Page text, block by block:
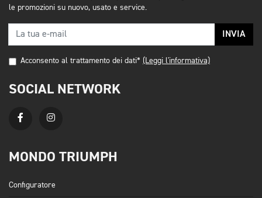
le promozioni su nuovo, usato e service.
INVIA
Acconsento al trattamento dei dati* (Leggi l'informativa)
SOCIAL NETWORK
MONDO TRIUMPH
Configuratore